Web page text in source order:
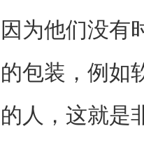
因为他们没有
的包装，例如
的人，这就是